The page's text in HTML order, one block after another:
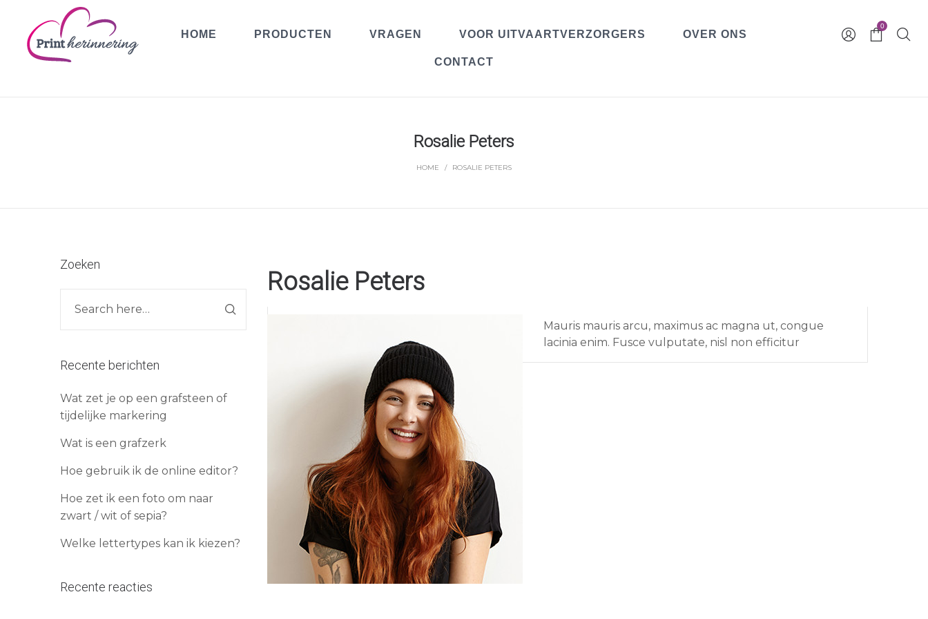
HOME PRODUCTEN VRAGEN VOOR UITVAARTVERZORGERS OVER ONS
CONTACT
0
Rosalie Peters
HOME / ROSALIE PETERS
Rosalie Peters
Mauris mauris arcu, maximus ac magna ut, congue
lacinia enim. Fusce vulputate, nisl non efficitur
Zoeken
Recente berichten
Wat zet je op een grafsteen of
tijdelijke markering
Wat is een grafzerk
Hoe gebruik ik de online editor?
Hoe zet ik een foto om naar
zwart / wit of sepia?
Welke lettertypes kan ik kiezen?
Recente reacties